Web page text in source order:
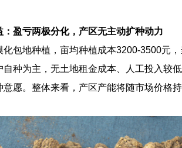
：盈亏两极分化，产区无主动扩种动力
化包地种植，亩均种植成本3200‑3500元
自种为主，无土地租金成本、人工投入较
意愿。整体来看，产区产能将随市场价格